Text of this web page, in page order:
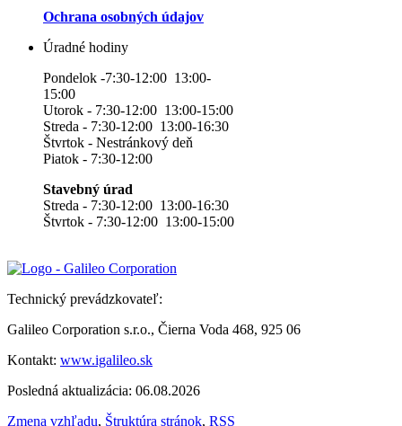
Ochrana osobných údajov
Úradné hodiny
Pondelok -7:30-12:00 13:00-
15:00
Utorok - 7:30-12:00 13:00-15:00
Streda - 7:30-12:00 13:00-16:30
Štvrtok - Nestránkový deň
Piatok - 7:30-12:00
Stavebný úrad
Streda - 7:30-12:00 13:00-16:30
Štvrtok - 7:30-12:00 13:00-15:00
Technický prevádzkovateľ:
Galileo Corporation s.r.o., Čierna Voda 468, 925 06
Kontakt: www.igalileo.sk
Posledná aktualizácia: 06.08.2026
Zmena vzhľadu, Štruktúra stránok, RSS